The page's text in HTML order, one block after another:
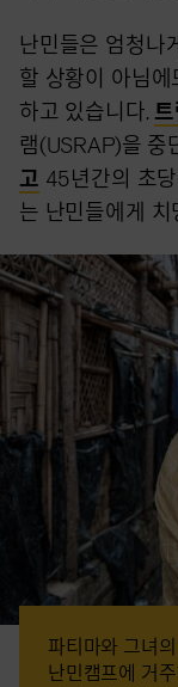
난민들은 엄청나
할 상황이 아님
하고 있습니다.
램(USRAP)을 중
고 45년간의 초
는 난민들에게
파티마와 그녀
난민캠프에 거